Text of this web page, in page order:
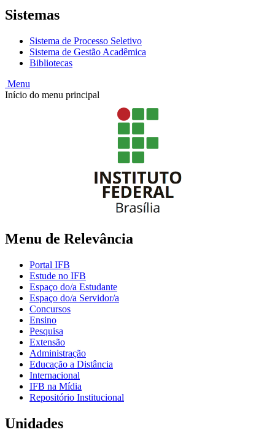
Sistemas
Sistema de Processo Seletivo
Sistema de Gestão Acadêmica
Bibliotecas
Menu
Início do menu principal
Menu de Relevância
Portal IFB
Estude no IFB
Espaço do/a Estudante
Espaço do/a Servidor/a
Concursos
Ensino
Pesquisa
Extensão
Administração
Educação a Distância
Internacional
IFB na Mídia
Repositório Institucional
Unidades